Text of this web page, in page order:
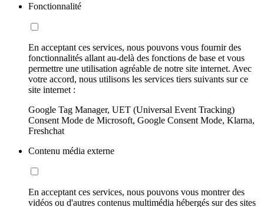
Fonctionnalité
En acceptant ces services, nous pouvons vous fournir des
fonctionnalités allant au-delà des fonctions de base et vous
permettre une utilisation agréable de notre site internet. Avec
votre accord, nous utilisons les services tiers suivants sur ce
site internet :
Google Tag Manager, UET (Universal Event Tracking)
Consent Mode de Microsoft, Google Consent Mode, Klarna,
Freshchat
Contenu média externe
En acceptant ces services, nous pouvons vous montrer des
vidéos ou d'autres contenus multimédia hébergés sur des sites